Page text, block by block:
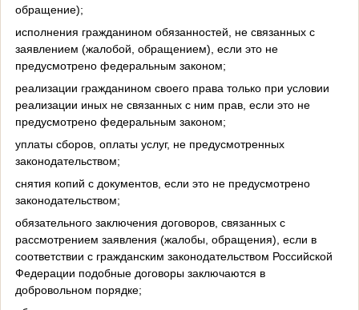
обращение);
исполнения гражданином обязанностей, не связанных с
заявлением (жалобой, обращением), если это не
предусмотрено федеральным законом;
реализации гражданином своего права только при условии
реализации иных не связанных с ним прав, если это не
предусмотрено федеральным законом;
уплаты сборов, оплаты услуг, не предусмотренных
законодательством;
снятия копий с документов, если это не предусмотрено
законодательством;
обязательного заключения договоров, связанных с
рассмотрением заявления (жалобы, обращения), если в
соответствии с гражданским законодательством Российской
Федерации подобные договоры заключаются в
добровольном порядке;